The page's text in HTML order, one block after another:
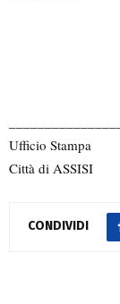
Ufficio Stampa
Città di ASSISI
CONDIVIDI